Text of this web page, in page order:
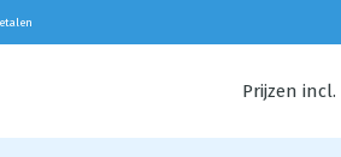
Prijzen incl.